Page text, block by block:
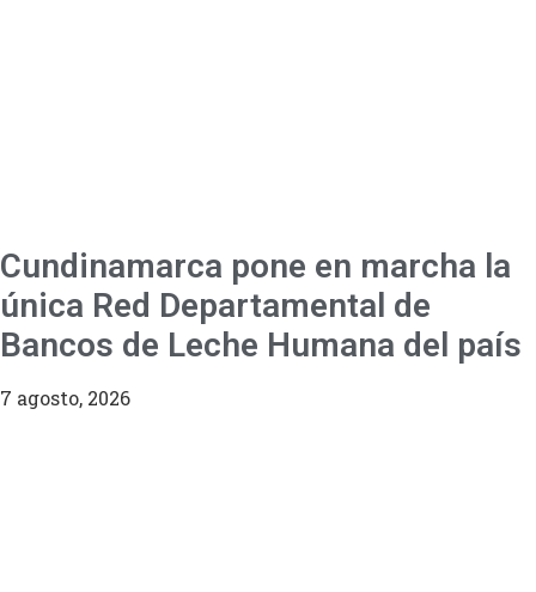
Cundinamarca pone en marcha la
única Red Departamental de
Bancos de Leche Humana del país
7 agosto, 2026